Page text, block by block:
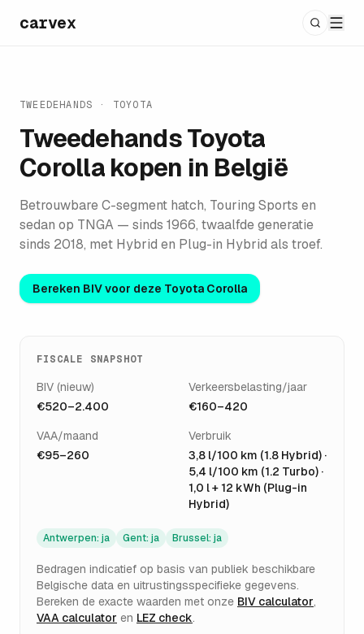
carvex
TWEEDEHANDS · TOYOTA
TweedehandsToyota
Corollakopen in België
Betrouwbare C-segment hatch, Touring Sports en
sedan op TNGA — sinds 1966, twaalfde generatie
sinds 2018, met Hybrid en Plug-in Hybrid als troef.
Bereken BIV voor deze Toyota Corolla
FISCALE SNAPSHOT
BIV (nieuw)
€520–2.400
Verkeersbelasting/jaar
€160–420
VAA/maand
€95–260
Verbruik
3,8 l/100 km (1.8 Hybrid) ·
5,4 l/100 km (1.2 Turbo) ·
1,0 l + 12 kWh (Plug-in
Hybrid)
Antwerpen: ja Gent: ja Brussel: ja
Bedragen indicatief op basis van publiek beschikbare
Belgische data en uitrustingsspecifieke gegevens.
Bereken de exacte waarden met onze BIV calculator,
VAA calculator en LEZ check.